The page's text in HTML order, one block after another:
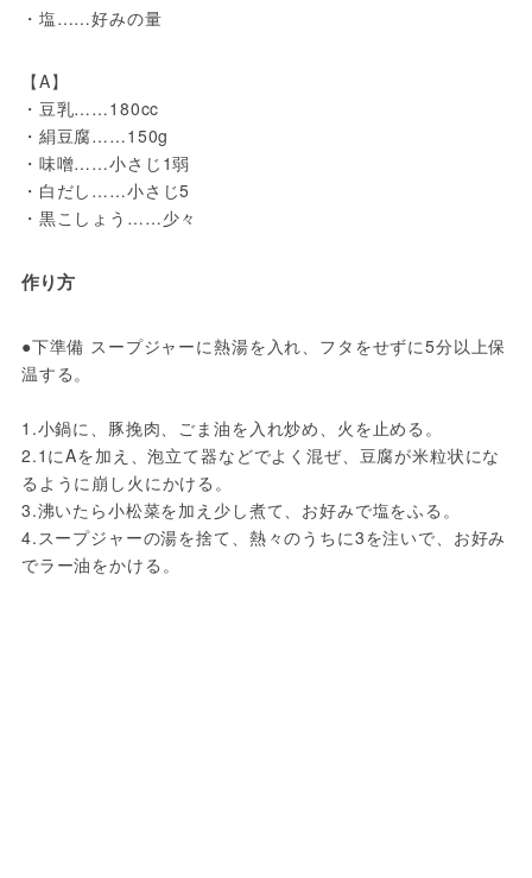
・塩……好みの量
【A】
・豆乳……180cc
・絹豆腐……150g
・味噌……小さじ1弱
・白だし……小さじ5
・黒こしょう……少々
作り方
●下準備 スープジャーに熱湯を入れ、フタをせずに5分以上保
温する。
1.小鍋に、豚挽肉、ごま油を入れ炒め、火を止める。
2.1にAを加え、泡立て器などでよく混ぜ、豆腐が米粒状にな
るように崩し火にかける。
3.沸いたら小松菜を加え少し煮て、お好みで塩をふる。
4.スープジャーの湯を捨て、熱々のうちに3を注いで、お好み
でラー油をかける。